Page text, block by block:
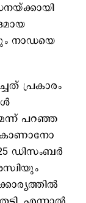
നാഡയെ
പ്രകാരം
പറഞ്ഞ
കാണാനോ
ഡിസംബര്‍